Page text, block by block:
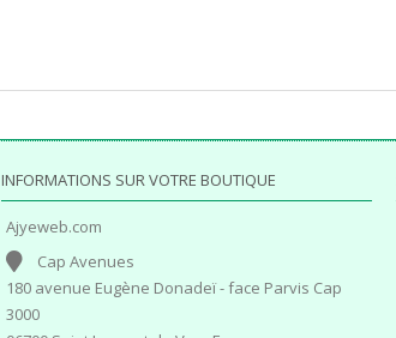
INFORMATIONS SUR VOTRE BOUTIQUE
Ajyeweb.com
Cap Avenues
180 avenue Eugène Donadeï - face Parvis Cap
3000